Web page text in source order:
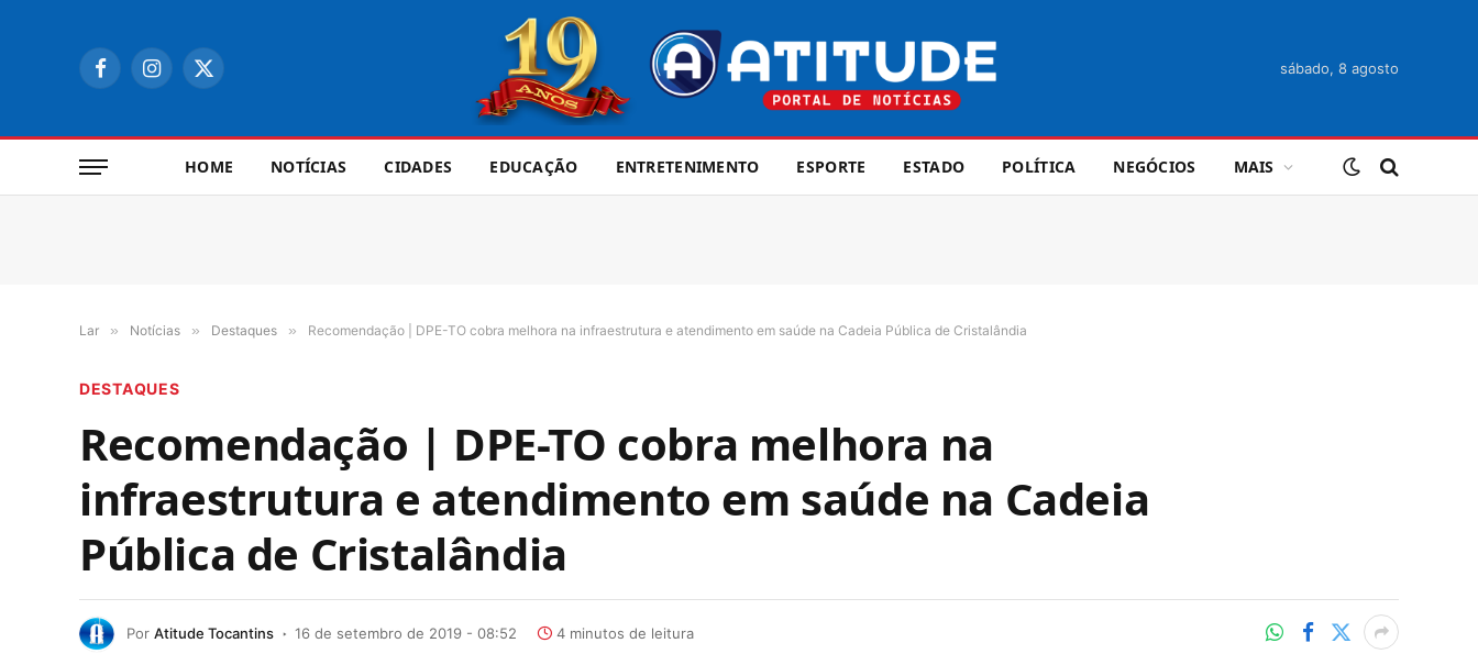
FacebookInstagram
X
sábado, 8 agosto
HOME NOTÍCIAS CIDADES EDUCAÇÃO ENTRETENIMENTO ESPORTE ESTADO POLÍTICA NEGÓCIOS MAIS
Lar » Notícias » Destaques » Recomendação | DPE-TO cobra melhora na infraestrutura e atendimento em saúde na Cadeia Pública de Cristalândia
DESTAQUES
Recomendação | DPE-TO cobra melhora na
infraestrutura e atendimento em saúde na Cadeia
Pública de Cristalândia
Por Atitude Tocantins 16 de setembro de 2019 - 08:52 4 minutos de leitura